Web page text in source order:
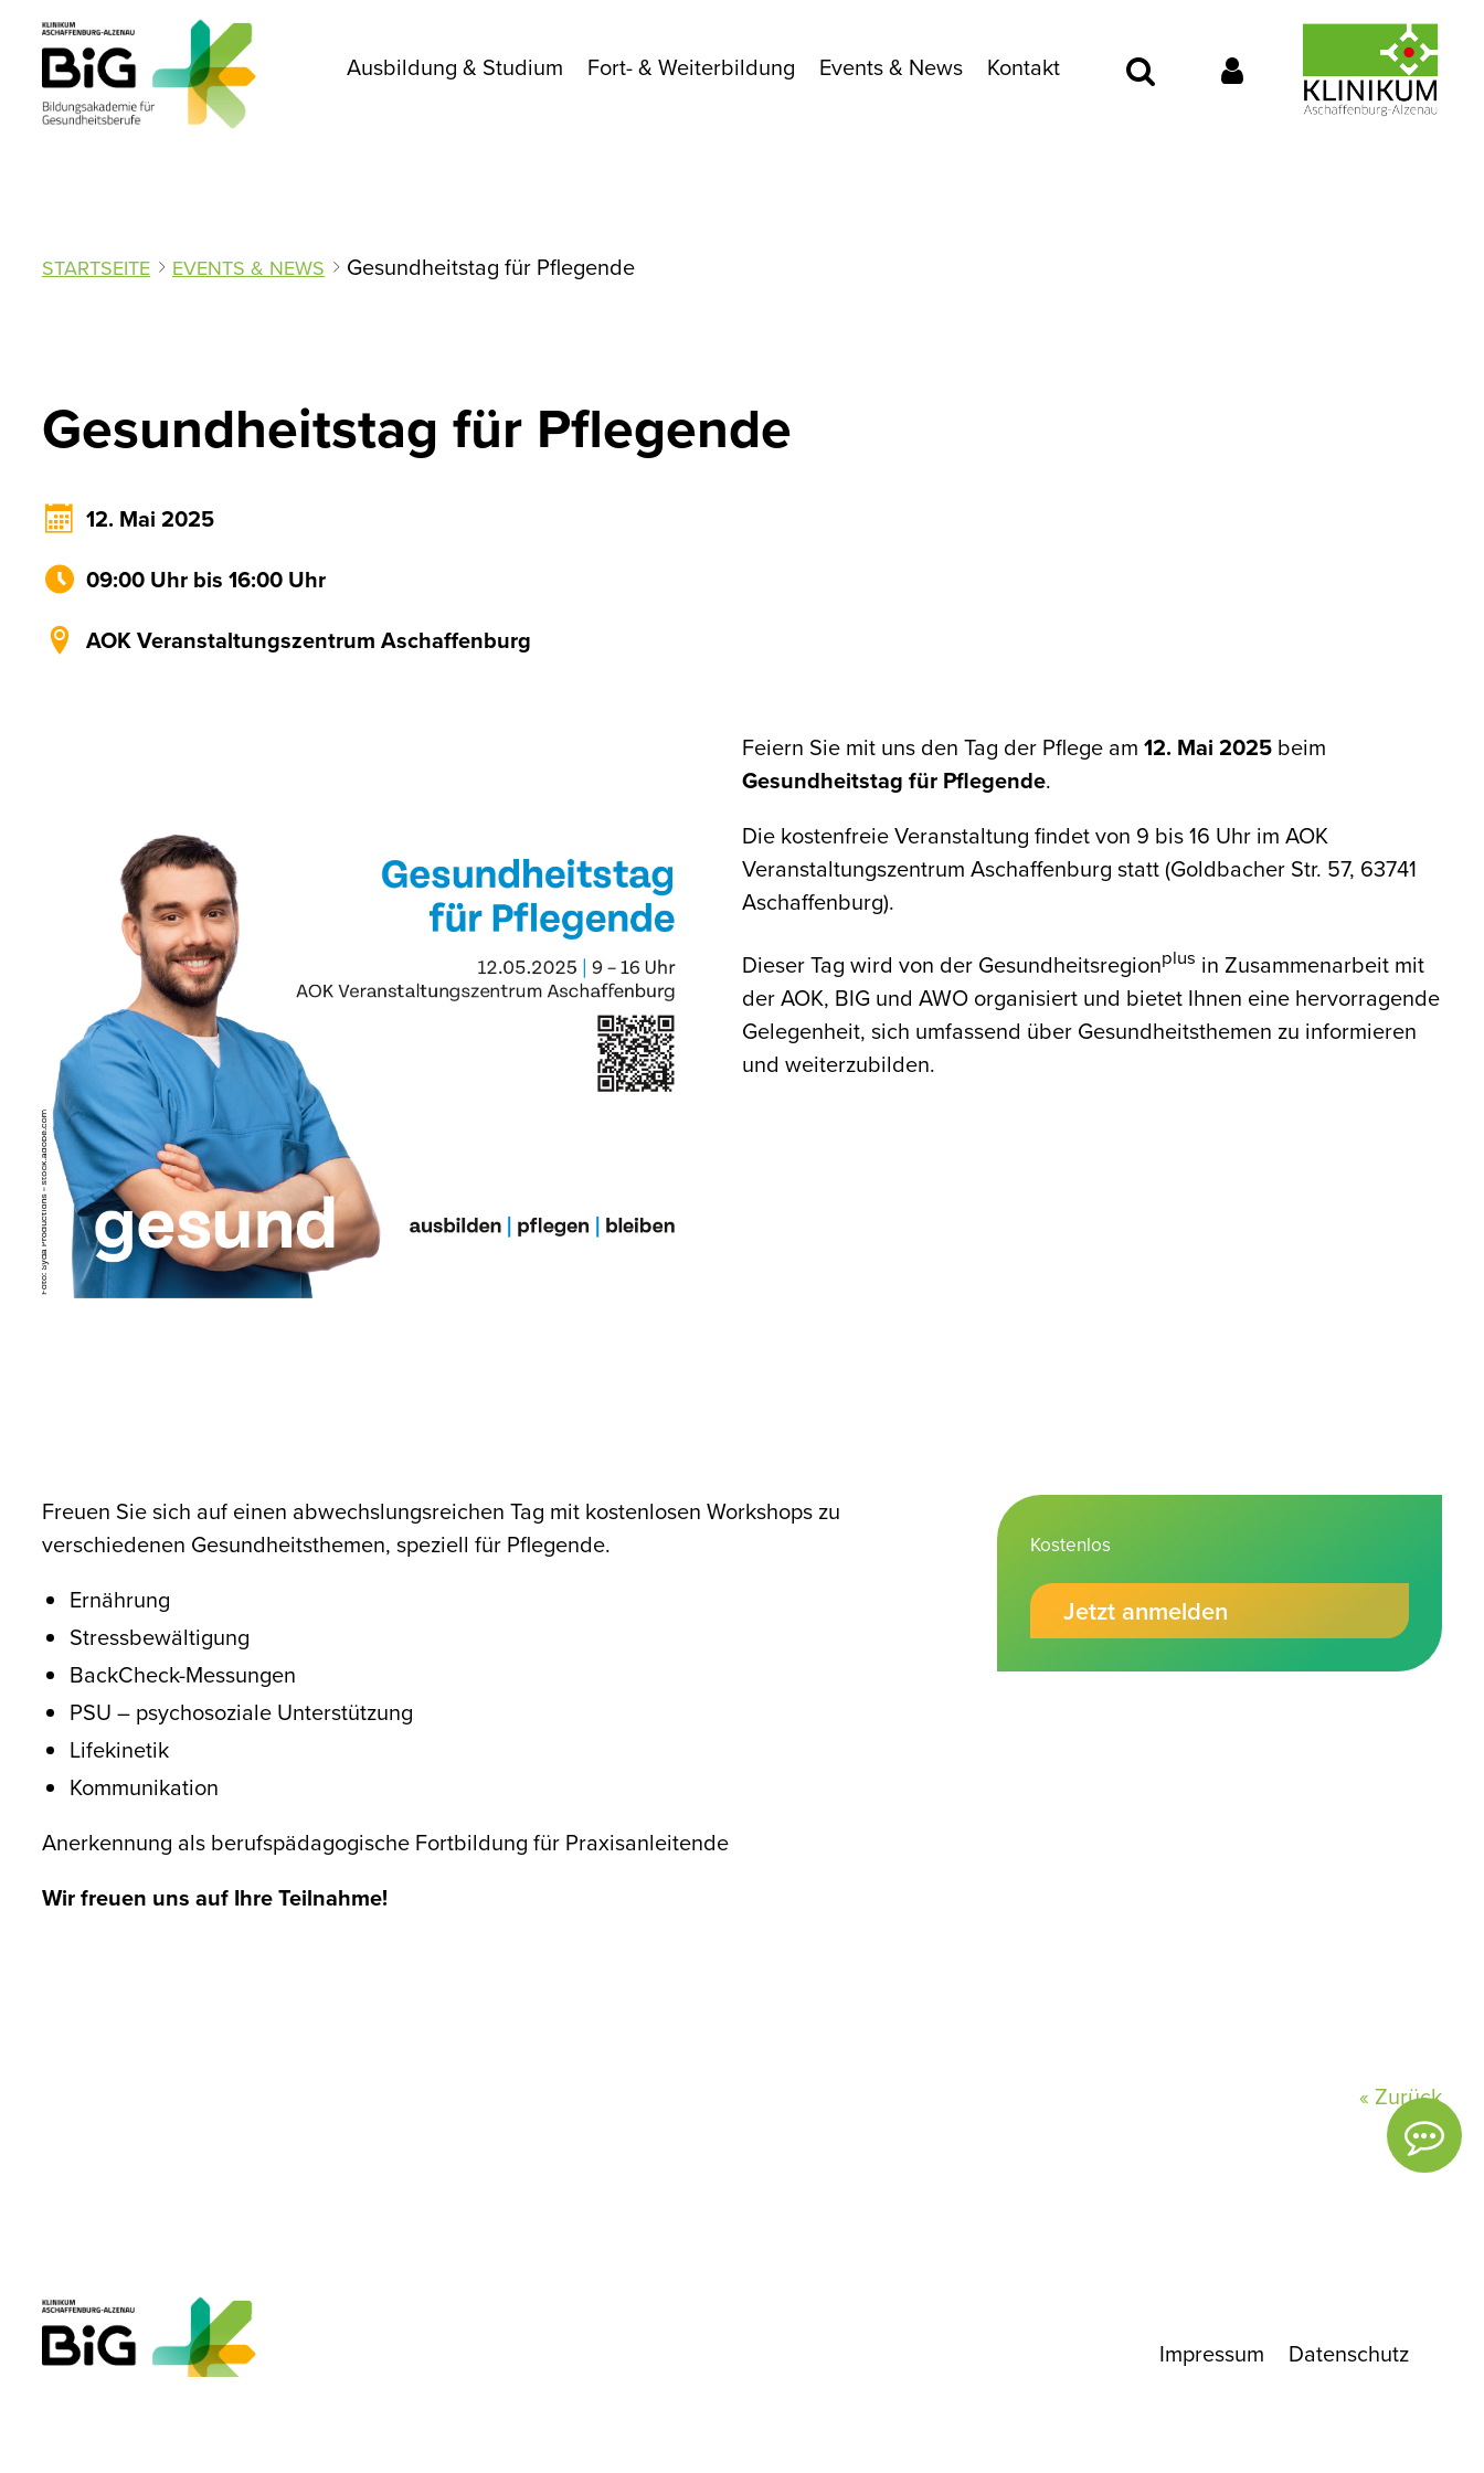
Ausbildung & Studium Fort- & Weiterbildung Events & News Kontakt
STARTSEITE EVENTS & NEWS Gesundheitstag für Pflegende
Gesundheitstag für Pflegende
12. Mai 2025
09:00 Uhr bis 16:00 Uhr
AOK Veranstaltungszentrum Aschaffenburg
Feiern Sie mit uns den Tag der Pflege am 12. Mai 2025 beim
Gesundheitstag für Pflegende.
Die kostenfreie Veranstaltung findet von 9 bis 16 Uhr im AOK
Veranstaltungszentrum Aschaffenburg statt (Goldbacher Str. 57, 63741
Aschaffenburg).
Dieser Tag wird von der Gesundheitsregionplus in Zusammenarbeit mit
der AOK, BIG und AWO organisiert und bietet Ihnen eine hervorragende
Gelegenheit, sich umfassend über Gesundheitsthemen zu informieren
und weiterzubilden.
Freuen Sie sich auf einen abwechslungsreichen Tag mit kostenlosen Workshops zu
verschiedenen Gesundheitsthemen, speziell für Pflegende.
Ernährung
Stressbewältigung
BackCheck-Messungen
PSU – psychosoziale Unterstützung
Lifekinetik
Kommunikation
Anerkennung als berufspädagogische Fortbildung für Praxisanleitende
Wir freuen uns auf Ihre Teilnahme!
Kostenlos
Jetzt anmelden
« Zurück
Impressum Datenschutz